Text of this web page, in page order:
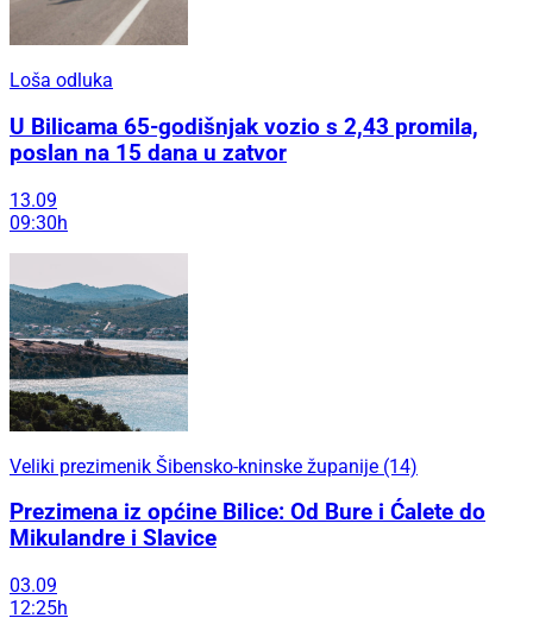
Loša odluka
U Bilicama 65-godišnjak vozio s 2,43 promila,
poslan na 15 dana u zatvor
13.09
09:30h
Veliki prezimenik Šibensko-kninske županije (14)
Prezimena iz općine Bilice: Od Bure i Ćalete do
Mikulandre i Slavice
03.09
12:25h